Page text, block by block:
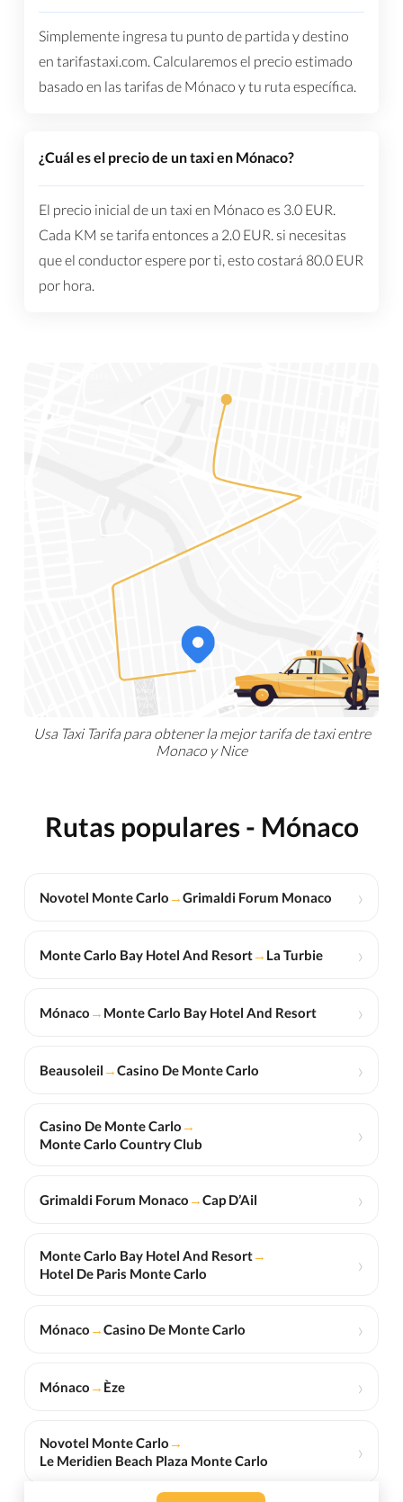
Simplemente ingresa tu punto de partida y destino
en tarifastaxi.com. Calcularemos el precio estimado
basado en las tarifas de Mónaco y tu ruta específica.
¿Cuál es el precio de un taxi en Mónaco?
El precio inicial de un taxi en Mónaco es 3.0 EUR.
Cada KM se tarifa entonces a 2.0 EUR. si necesitas
que el conductor espere por ti, esto costará 80.0 EUR
por hora.
Usa Taxi Tarifa para obtener la mejor tarifa de taxi entre
Monaco y Nice
Rutas populares - Mónaco
Novotel Monte Carlo →Grimaldi Forum Monaco ›
Monte Carlo Bay Hotel And Resort→ La Turbie ›
Mónaco → Monte Carlo Bay Hotel And Resort ›
Beausoleil →Casino De Monte Carlo ›
Casino De Monte Carlo →
Monte Carlo Country Club
›
Grimaldi Forum Monaco →Cap D’Ail ›
Monte Carlo Bay Hotel And Resort→
Hotel De Paris Monte Carlo
›
Mónaco →Casino De Monte Carlo ›
Mónaco → Èze ›
Novotel Monte Carlo →
Le Meridien Beach Plaza Monte Carlo
›